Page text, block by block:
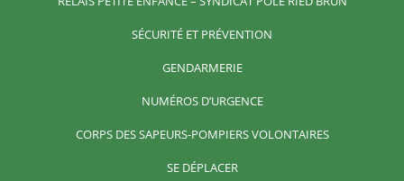
SÉCURITÉ ET PRÉVENTION
GENDARMERIE
NUMÉROS D’URGENCE
CORPS DES SAPEURS-POMPIERS VOLONTAIRES
SE DÉPLACER